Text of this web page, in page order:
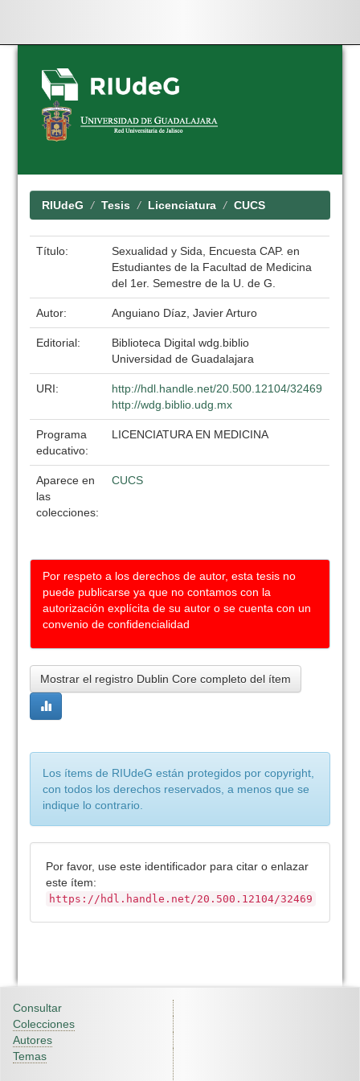
Skip
navigation
RIUdeG Tesis Licenciatura CUCS
Título:
Sexualidad y Sida, Encuesta CAP. en
Estudiantes de la Facultad de Medicina
del 1er. Semestre de la U. de G.
Autor: Anguiano Díaz, Javier Arturo
Editorial:
Biblioteca Digital wdg.biblio
Universidad de Guadalajara
URI:
http://hdl.handle.net/20.500.12104/32469
http://wdg.biblio.udg.mx
Programa
educativo:
LICENCIATURA EN MEDICINA
Aparece en
las
colecciones:
CUCS
Por respeto a los derechos de autor, esta tesis no
puede publicarse ya que no contamos con la
autorización explícita de su autor o se cuenta con un
convenio de confidencialidad
Mostrar el registro Dublin Core completo del ítem
Los ítems de RIUdeG están protegidos por copyright,
con todos los derechos reservados, a menos que se
indique lo contrario.
Por favor, use este identificador para citar o enlazar
este ítem:
https://hdl.handle.net/20.500.12104/32469
Consultar
Colecciones
Autores
Temas